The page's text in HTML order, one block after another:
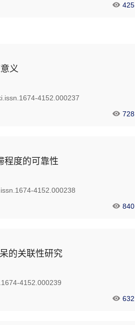
425
义
4152.000237
728
程度的可靠性
4152.000238
840
的关联性研究
4152.000239
632